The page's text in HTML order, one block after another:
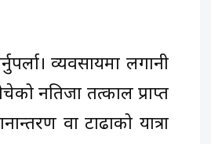
व्यवसायमा लगानी
नतिजा तत्काल प्राप्त
वा टाढाको यात्रा